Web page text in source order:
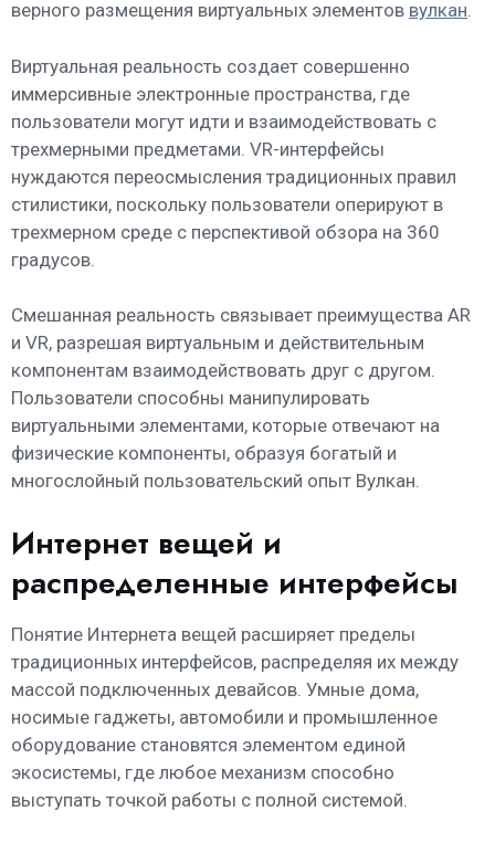
верного размещения виртуальных элементов вулкан.
Виртуальная реальность создает совершенно
иммерсивные электронные пространства, где
пользователи могут идти и взаимодействовать с
трехмерными предметами. VR-интерфейсы
нуждаются переосмысления традиционных правил
стилистики, поскольку пользователи оперируют в
трехмерном среде с перспективой обзора на 360
градусов.
Смешанная реальность связывает преимущества AR
и VR, разрешая виртуальным и действительным
компонентам взаимодействовать друг с другом.
Пользователи способны манипулировать
виртуальными элементами, которые отвечают на
физические компоненты, образуя богатый и
многослойный пользовательский опыт Вулкан.
Интернет вещей и
распределенные интерфейсы
Понятие Интернета вещей расширяет пределы
традиционных интерфейсов, распределяя их между
массой подключенных девайсов. Умные дома,
носимые гаджеты, автомобили и промышленное
оборудование становятся элементом единой
экосистемы, где любое механизм способно
выступать точкой работы с полной системой.